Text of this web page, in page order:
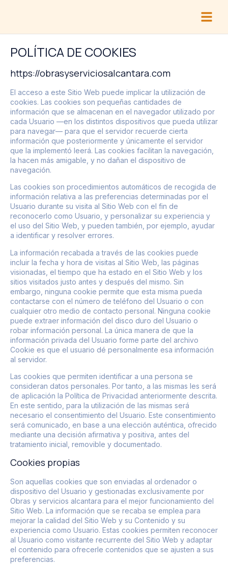
POLÍTICA DE COOKIES
https://obrasyserviciosalcantara.com
El acceso a este Sitio Web puede implicar la utilización de
cookies. Las cookies son pequeñas cantidades de
información que se almacenan en el navegador utilizado por
cada Usuario —en los distintos dispositivos que pueda utilizar
para navegar— para que el servidor recuerde cierta
información que posteriormente y únicamente el servidor
que la implementó leerá. Las cookies facilitan la navegación,
la hacen más amigable, y no dañan el dispositivo de
navegación.
Las cookies son procedimientos automáticos de recogida de
información relativa a las preferencias determinadas por el
Usuario durante su visita al Sitio Web con el fin de
reconocerlo como Usuario, y personalizar su experiencia y
el uso del Sitio Web, y pueden también, por ejemplo, ayudar
a identificar y resolver errores.
La información recabada a través de las cookies puede
incluir la fecha y hora de visitas al Sitio Web, las páginas
visionadas, el tiempo que ha estado en el Sitio Web y los
sitios visitados justo antes y después del mismo. Sin
embargo, ninguna cookie permite que esta misma pueda
contactarse con el número de teléfono del Usuario o con
cualquier otro medio de contacto personal. Ninguna cookie
puede extraer información del disco duro del Usuario o
robar información personal. La única manera de que la
información privada del Usuario forme parte del archivo
Cookie es que el usuario dé personalmente esa información
al servidor.
Las cookies que permiten identificar a una persona se
consideran datos personales. Por tanto, a las mismas les será
de aplicación la Política de Privacidad anteriormente descrita.
En este sentido, para la utilización de las mismas será
necesario el consentimiento del Usuario. Este consentimiento
será comunicado, en base a una elección auténtica, ofrecido
mediante una decisión afirmativa y positiva, antes del
tratamiento inicial, removible y documentado.
Cookies propias
Son aquellas cookies que son enviadas al ordenador o
dispositivo del Usuario y gestionadas exclusivamente por
Obras y servicios alcantara para el mejor funcionamiento del
Sitio Web. La información que se recaba se emplea para
mejorar la calidad del Sitio Web y su Contenido y su
experiencia como Usuario. Estas cookies permiten reconocer
al Usuario como visitante recurrente del Sitio Web y adaptar
el contenido para ofrecerle contenidos que se ajusten a sus
preferencias.